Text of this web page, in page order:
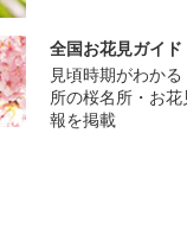
全国お花見ガイド
見頃時期がわか
所の桜名所・お
報を掲載